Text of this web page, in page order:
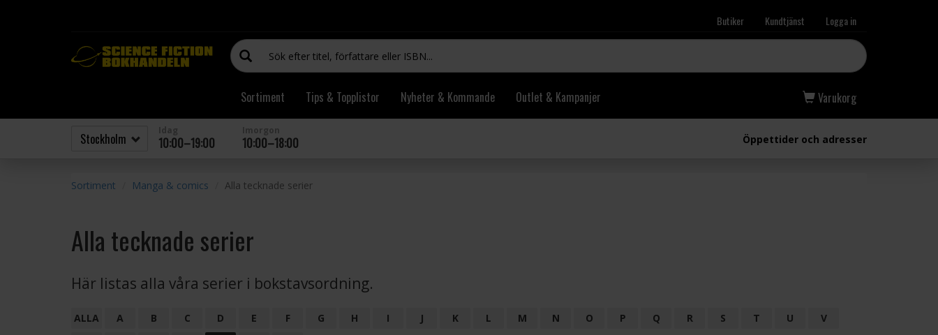
Butiker Kundtjänst Logga in
Sortiment Tips & Topplistor Nyheter & Kommande Outlet & Kampanjer Varukorg
10:00–19:00 10:00–18:00 Öppettider och adresser
Sortiment Manga & comics Alla tecknade serier
Alla tecknade serier
Här listas alla våra serier i bokstavsordning.
ALLA A B C D E F G H I J K L M N O P Q R S T U
V